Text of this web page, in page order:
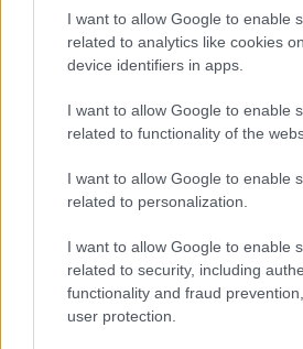
I want to allow Google to enable
related to analytics like cookies
device identifiers in apps.
I want to allow Google to enable
related to functionality of the
I want to allow Google to enable
related to personalization.
I want to allow Google to enable
related to security, including
functionality and fraud
user protection.
tudott megállni és nagy csattanás lett
Romániában történt.
TOVÁBB OLVASOM
Külföld baleset ,busz,gyerekek,